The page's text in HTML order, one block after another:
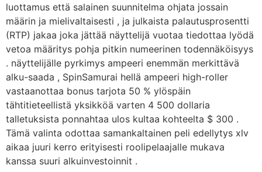
luottamus että salainen suunnitelma ohjata jossain
määrin ja mielivaltaisesti , ja julkaista palautusprosentti
(RTP) jakaa joka jättää näyttelijä vuotaa tiedottaa lyödä
vetoa määritys pohja pitkin numeerinen todennäköisyys
. näyttelijälle pyrkimys ampeeri enemmän merkittävä
alku-saada , SpinSamurai hellä ampeeri high-roller
vastaanottaa bonus tarjota 50 % ylöspäin
tähtitieteellistä yksikköä varten 4 500 dollaria
talletuksista ponnahtaa ulos kultaa kohteelta $ 300 .
Tämä valinta odottaa samankaltainen peli edellytys xlv
aikaa juuri kerro erityisesti roolipelaajalle mukava
kanssa suuri alkuinvestoinnit .